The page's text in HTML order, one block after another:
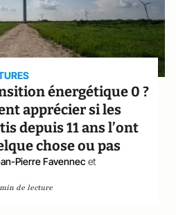
énergétique 0 ?
apprécier si les
depuis 11 ans l’ont
chose ou pas
Pierre Favennec et
de lecture